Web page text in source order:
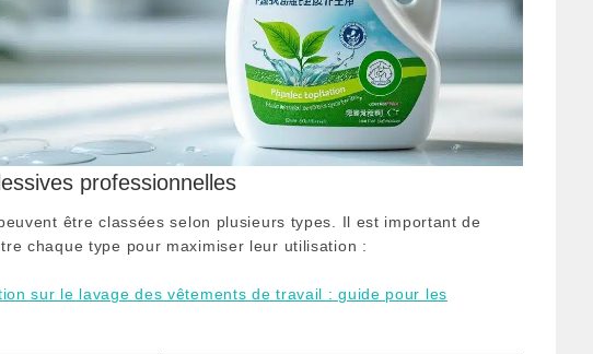
professionnelles
être classées selon plusieurs types. Il est important de
chaque type pour maximiser leur utilisation :
sur le lavage des vêtements de travail : guide pour les